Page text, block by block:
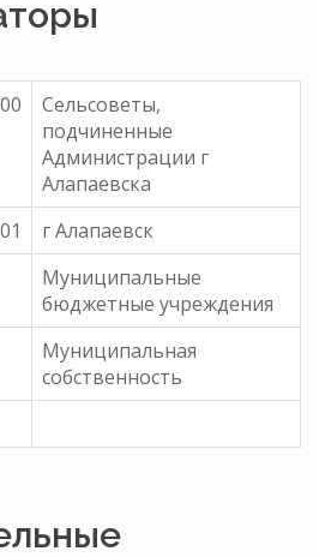
Сельсоветы,
подчиненные
Администрации г
Алапаевска
г Алапаевск
Муниципальные
бюджетные учреждения
Муниципальная
собственность